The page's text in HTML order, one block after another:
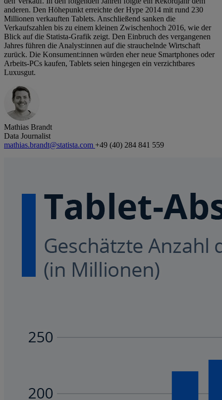
anderen. Den Höhepunkt erreichte der Hype 2014 mit rund 230
Millionen verkauften Tablets. Anschließend sanken die
Verkaufszahlen bis zu einem kleinen Zwischenhoch 2016, wie der
Blick auf die Statista-Grafik zeigt. Den Einbruch des vergangenen
Jahres führen die Analyst:innen auf die strauchelnde Wirtschaft
zurück. Die Konsument:innen würden eher neue Smartphones oder
Arbeits-PCs kaufen, Tablets seien hingegen ein verzichtbares
Luxusgut.
Mathias Brandt
Data Journalist
mathias.brandt@statista.com +49 (40) 284 841 559